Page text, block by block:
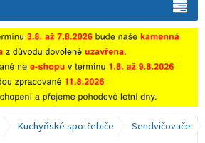
Kuchyňské spotřebiče
Sendvičovače